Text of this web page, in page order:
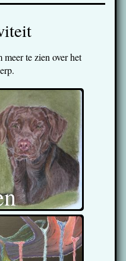
te zien over het